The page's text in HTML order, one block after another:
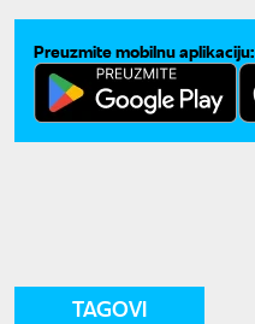
Preuzmite mobilnu aplikaciju:
TAGOVI